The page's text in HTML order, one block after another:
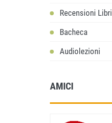
Recensioni Libri
Bacheca
Audiolezioni
AMICI